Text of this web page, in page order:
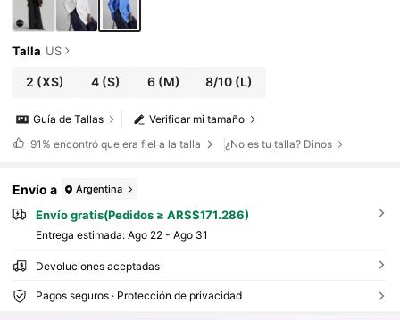
Talla US
2 (XS) 4(S) 6(M) 8/10 (L)
Verificar mi tamaño
Guía de Tallas
91% encontró que era fiel a la talla ¿No es tu talla? Dinos
Envío a Argentina
Envío gratis(Pedidos ≥ ARS$171.286)
Entrega estimada: Ago 22 - Ago 31
Devoluciones aceptadas
Pagos seguros · Protección de privacidad